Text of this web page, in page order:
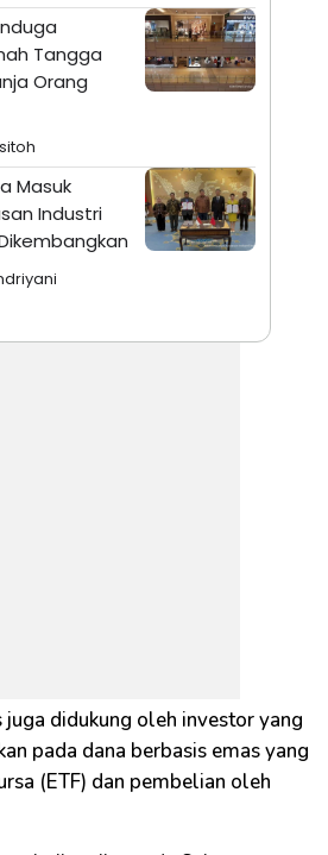
Tangga
Orang
Masuk
Industri
juga didukung oleh investor yang
pada dana berbasis emas yang
(ETF) dan pembelian oleh